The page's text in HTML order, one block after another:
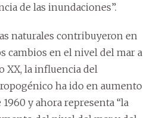
de las inundaciones”.
naturales contribuyeron en
cambios en el nivel del mar a
XX, la influencia del
ha ido en aumento
1960 y ahora representa “la